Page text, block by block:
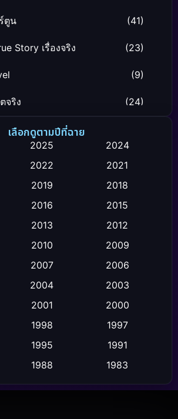
ตูน (41)
Story เรื่องจริง (23)
(9)
จริง (24)
(119)
รรม (111)
รรม
เลือกดูตามปีที่ฉาย
2025
2024
2022
2021
2019
2018
2016
2015
2013
2012
2010
2009
2007
2006
2004
2003
2001
2000
1998
1997
1995
1991
1988
1983
1971
1962